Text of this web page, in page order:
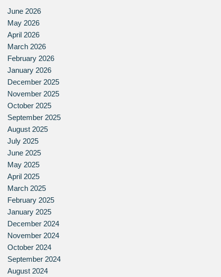
June 2026
May 2026
April 2026
March 2026
February 2026
January 2026
December 2025
November 2025
October 2025
September 2025
August 2025
July 2025
June 2025
May 2025
April 2025
March 2025
February 2025
January 2025
December 2024
November 2024
October 2024
September 2024
August 2024